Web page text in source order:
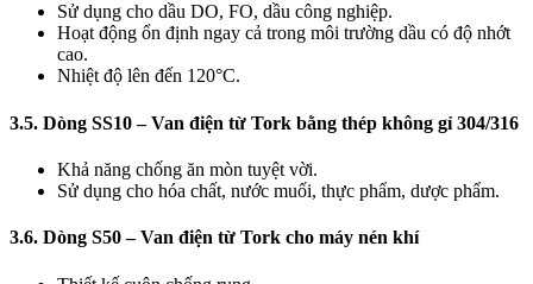
Sử dụng cho dầu DO, FO, dầu công nghiệp.
Hoạt động ổn định ngay cả trong môi trường dầu có độ nhớt
cao.
Nhiệt độ lên đến 120°C.
3.5. Dòng SS10 – Van điện từ Tork bằng thép không gỉ 304/316
Khả năng chống ăn mòn tuyệt vời.
Sử dụng cho hóa chất, nước muối, thực phẩm, dược phẩm.
3.6. Dòng S50 – Van điện từ Tork cho máy nén khí